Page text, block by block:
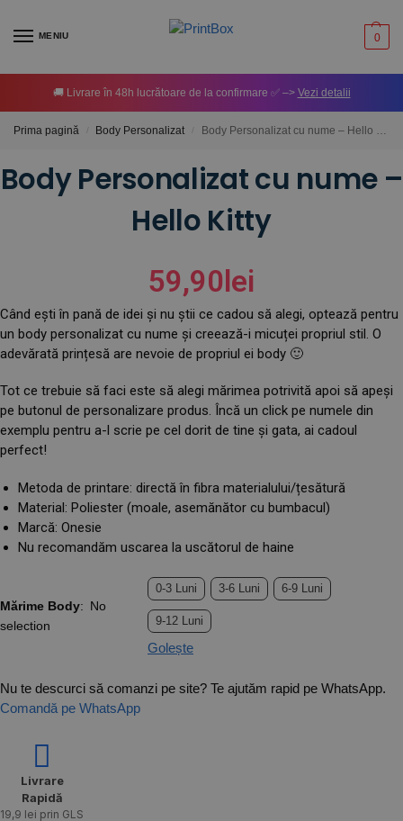
MENIU 0
🚚 Livrare în 48h lucrătoare de la confirmare ✅ –> Vezi detalii
Prima pagină Body Personalizat Body Personalizat cu nume – Hello Kitty
Body Personalizat cu nume –
Hello Kitty
59,90lei
Când ești în pană de idei și nu știi ce cadou să alegi, optează pentru
un body personalizat cu nume și creează-i micuței propriul stil. O
adevărată prințesă are nevoie de propriul ei body 🙂
Tot ce trebuie să faci este să alegi mărimea potrivită apoi să apeși
pe butonul de personalizare produs. Încă un click pe numele din
exemplu pentru a-l scrie pe cel dorit de tine și gata, ai cadoul
perfect!
Metoda de printare: directă în fibra materialului/țesătură
Material: Poliester (moale, asemănător cu bumbacul)
Marcă: Onesie
Nu recomandăm uscarea la uscătorul de haine
Mărime Body: No
selection
0-3 Luni 3-6 Luni 6-9 Luni
9-12 Luni
Golește
Nu te descurci să comanzi pe site? Te ajutăm rapid pe WhatsApp.
Comandă pe WhatsApp
Livrare
Rapidă​
19,9 lei prin GLS